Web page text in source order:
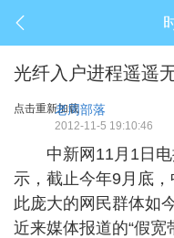
光纤入户进程遥遥
点击重新加载老周部落
2012-11-5 19:10:46
中新网11月1日电
示，截止今年9月底
此庞大的网民群体如
近来媒体报道的“假宽